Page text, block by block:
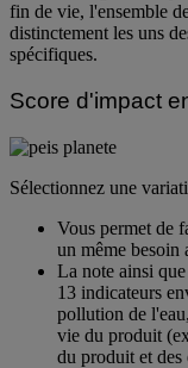
fin de vie, l'ensemble
distinctement les uns
spécifiques.
Score d'impact
Sélectionnez une
Vous permet de
un même besoin
La note ainsi que
13 indicateurs
pollution de
vie du produit
du produit et